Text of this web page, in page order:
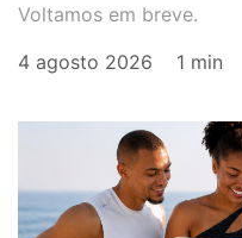
Voltamos em breve.
4 agosto 2026
1 min